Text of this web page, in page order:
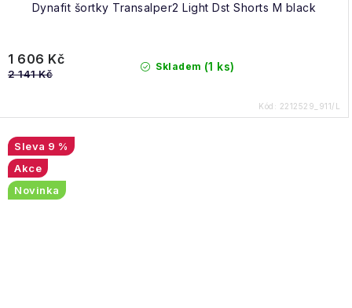
Dynafit šortky Transalper2 Light Dst Shorts M black
Skladem (1 ks)
1 606 Kč
2 141 Kč
Kód: 2212529_911/L
9 %
Akce
Novinka